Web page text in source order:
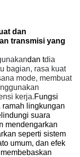
dan
transmisi yang
dan tdia
bagian, rasa kuat
mode, membuat
kerja.Fungsi
ramah lingkungan
suara
mendengarkan
seperti sistem
umum, dan efek